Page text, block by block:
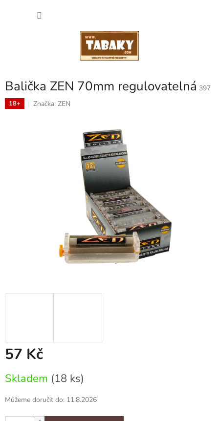
Balička ZEN 70mm regulovatelná 397
18+ Značka: ZEN
57 Kč
cena:
Skladem (18 ks)
Můžeme doručit do: 11.8.2026